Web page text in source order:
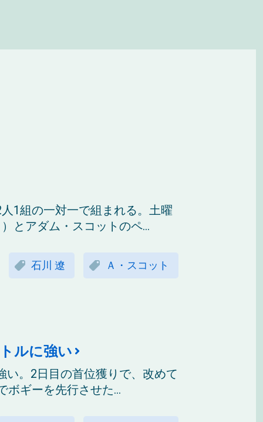
1組の一対一で組まれる。土曜
とアダム・スコットのペ...
石川 遼 Ａ・スコット
ルに強い
。2日目の首位獲りで、改めて
ボギーを先行させた...